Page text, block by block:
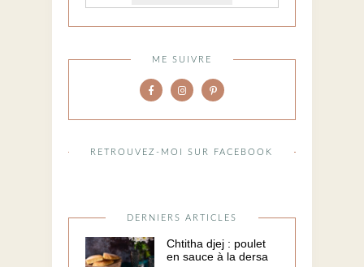
ME SUIVRE
RETROUVEZ-MOI SUR FACEBOOK
DERNIERS ARTICLES
Chtitha djej : poulet
en sauce à la dersa